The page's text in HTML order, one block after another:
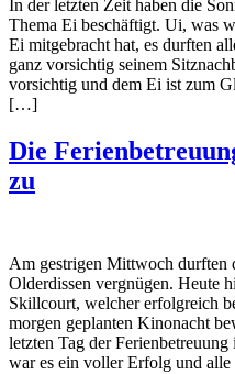
In der letzten Zeit haben die
Thema Ei beschäftigt. Ui, was
Ei mitgebracht hat, es durften
ganz vorsichtig seinem
vorsichtig und dem Ei ist zum
[…]
Die
zu
Am gestrigen Mittwoch durften
Olderdissen vergnügen. Heute
Skillcourt, welcher erfolgreich
morgen geplanten Kinonacht
letzten Tag der
war es ein voller Erfolg und